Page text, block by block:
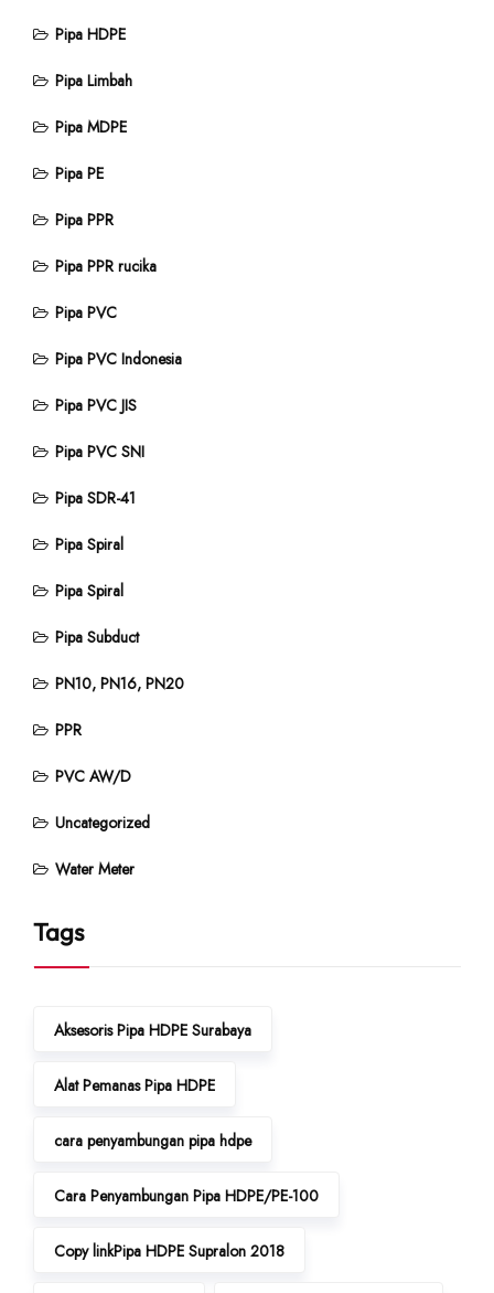
Pipa HDPE
Pipa Limbah
Pipa MDPE
Pipa PE
Pipa PPR
Pipa PPR rucika
Pipa PVC
Pipa PVC Indonesia
Pipa PVC JIS
Pipa PVC SNI
Pipa SDR-41
Pipa Spiral
Pipa Spiral
Pipa Subduct
PN10, PN16, PN20
PPR
PVC AW/D
Uncategorized
Water Meter
Tags
Aksesoris Pipa HDPE Surabaya
Alat Pemanas Pipa HDPE
cara penyambungan pipa hdpe
Cara Penyambungan Pipa HDPE/PE-100
Copy linkPipa HDPE Supralon 2018